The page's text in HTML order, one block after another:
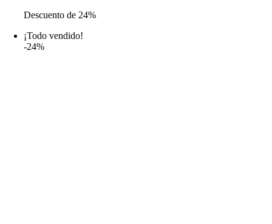
original
20,99€.
actual
15,99€.
Descuento de 24%
¡Todo vendido!
-24%